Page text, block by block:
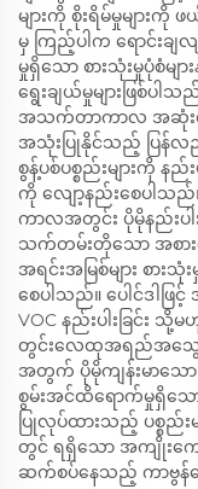
များကို စိုးရိမ်မှုများကို
မှ ကြည့်ပါက ရောင်းခ
မှုရှိသော စားသုံးမှုပုံစံမ
ရွေးချယ်မှုများဖြ
အသက်တာကာလ အဆုံးတွ
အသုံးပြုနိုင်သည့် ပြန်လည်ပ
စွန့်ပစ်ပစ္စည်းများကို
ကို လျော့နည်းစေပါသည်
ကာလအတွင်း ပိုမိုနည်းပါ
သက်တမ်းတိုသော အစား
အရင်းအမြစ်များ စာ
စေပါသည်။ ပေါင်ဒါဖြ
VOC နည်းပါးခြင်း သို့
တွင်းလေထုအရည်အသွေး
အတွက် ပိုမိုကျန်းမာသော
စွမ်းအင်ထိရောက်မှုရှိသေ
ပြုလုပ်ထားသည့် ပစ္စည်း
တွင် ရရှိသော အကျိုးကျေ
ဆက်စပ်နေသည့် ကာဗွန်ခ